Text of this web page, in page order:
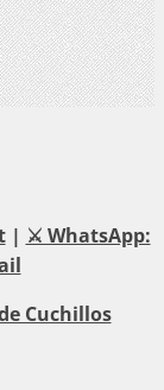
| ⚔️ WhatsApp:
Cuchillos